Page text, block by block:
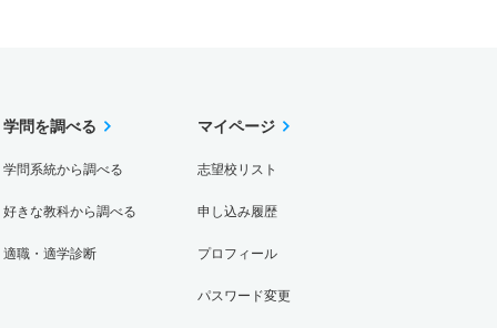
学問を調べる
学問系統から調べる
好きな教科から調べる
適職・適学診断
マイページ
志望校リスト
申し込み履歴
プロフィール
パスワード変更